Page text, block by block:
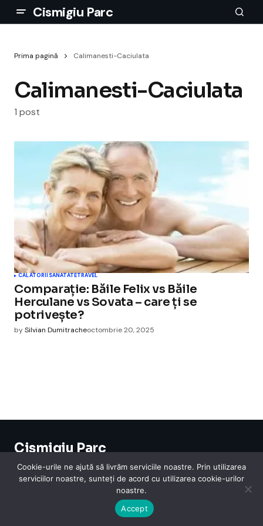
Cismigiu Parc
Prima pagină Calimanesti-Caciulata
Calimanesti-Caciulata
1 post
CALATORII SANATATETRAVEL
Comparație: Băile Felix vs Băile
Herculane vs Sovata – care ți se
potrivește?
bySilvian Dumitracheoctombrie 20, 2025
Cismigiu Parc
© 2024 CismigiuParc. All Rights Reserved.
InternetLegislatie MedicalModaSarbatoriTelefoaneContact
Cookie-urile ne ajută să livrăm serviciile noastre. Prin utilizarea
serviciilor noastre, sunteți de acord cu utilizarea cookie-urilor
noastre.
Accept